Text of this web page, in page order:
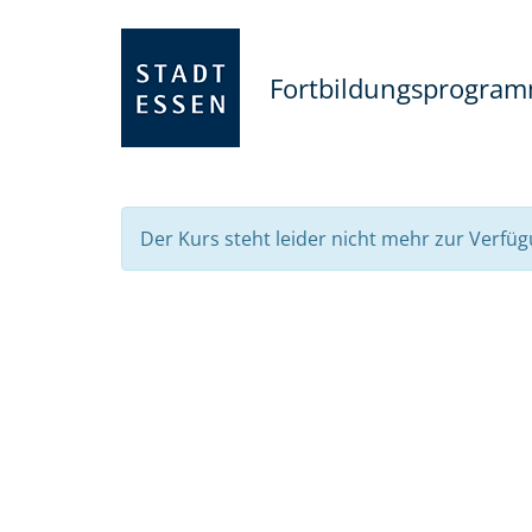
Der Kurs steht leider nicht mehr zur